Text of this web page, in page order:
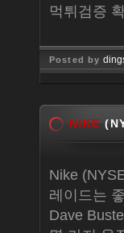
먹튀검증
Posted by
NIKE
Nike
레이드는
Dave